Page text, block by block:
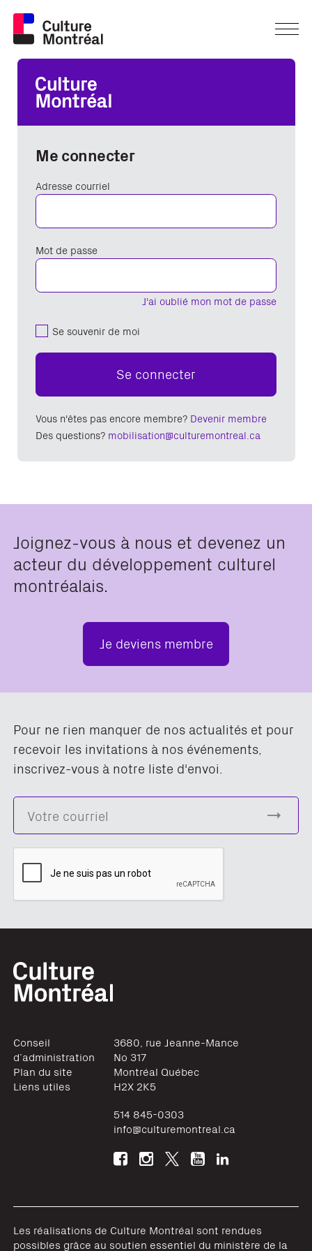
Me connecter
Adresse courriel
J'ai oublié mon mot de passe
Mot de passe
Se souvenir de moi
Se connecter
Vous n'êtes pas encore membre? Devenir membre
Des questions? mobilisation@culturemontreal.ca
Joignez-vous à nous et devenez un
acteur du développement culturel
montréalais.
Je deviens membre
Pour ne rien manquer de nos actualités et pour
recevoir les invitations à nos événements,
inscrivez-vous à notre liste d'envoi.
Conseil
d’administration
Plan du site
Liens utiles
3680, rue Jeanne-Mance
No 317
Montréal Québec
H2X 2K5
514 845-0303
info@culturemontreal.ca
Les réalisations de Culture Montréal sont rendues
possibles grâce au soutien essentiel du ministère de la